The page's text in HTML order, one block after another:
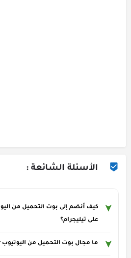
الأسئلة الشائعة :
على تيليجرام؟
ما مجال بوت التحميل من اليوتيوب YouTube Downloader؟